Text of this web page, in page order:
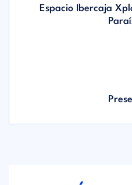
Espacio Ibercaja